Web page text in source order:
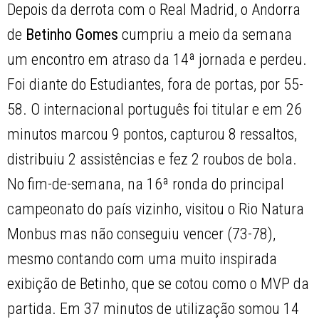
Depois da derrota com o Real Madrid, o Andorra
de Betinho Gomes cumpriu a meio da semana
um encontro em atraso da 14ª jornada e perdeu.
Foi diante do Estudiantes, fora de portas, por 55-
58. O internacional português foi titular e em 26
minutos marcou 9 pontos, capturou 8 ressaltos,
distribuiu 2 assistências e fez 2 roubos de bola.
No fim-de-semana, na 16ª ronda do principal
campeonato do país vizinho, visitou o Rio Natura
Monbus mas não conseguiu vencer (73-78),
mesmo contando com uma muito inspirada
exibição de Betinho, que se cotou como o MVP da
partida. Em 37 minutos de utilização somou 14